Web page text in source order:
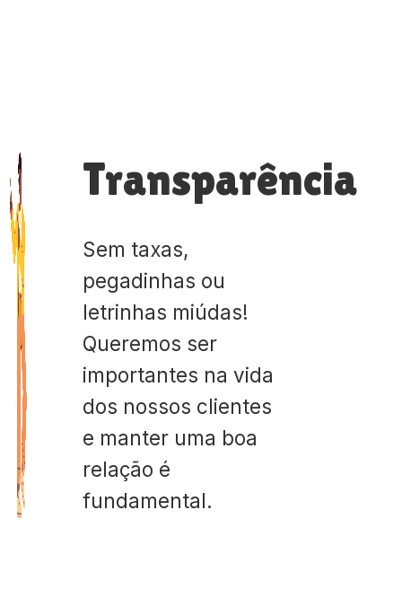
Transparência
Sem taxas,
pegadinhas ou
letrinhas miúdas!
Queremos ser
importantes na vida
dos nossos clientes
e manter uma boa
relação é
fundamental.